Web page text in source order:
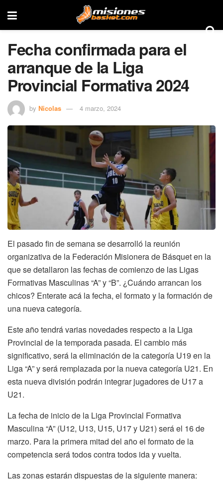
Fecha confirmada para el
arranque de la Liga
Provincial Formativa 2024
by Nicolas 4 marzo, 2024
El pasado fin de semana se desarrolló la reunión
organizativa de la Federación Misionera de Básquet en la
que se detallaron las fechas de comienzo de las Ligas
Formativas Masculinas “A” y “B”. ¿Cuándo arrancan los
chicos? Enterate acá la fecha, el formato y la formación de
una nueva categoría.
Este año tendrá varias novedades respecto a la Liga
Provincial de la temporada pasada. El cambio más
significativo, será la eliminación de la categoría U19 en la
Liga “A” y será remplazada por la nueva categoría U21. En
esta nueva división podrán integrar jugadores de U17 a
U21.
La fecha de inicio de la Liga Provincial Formativa
Masculina “A” (U12, U13, U15, U17 y U21) será el 16 de
marzo. Para la primera mitad del año el formato de la
competencia será todos contra todos ida y vuelta.
Las zonas estarán dispuestas de la siguiente manera: